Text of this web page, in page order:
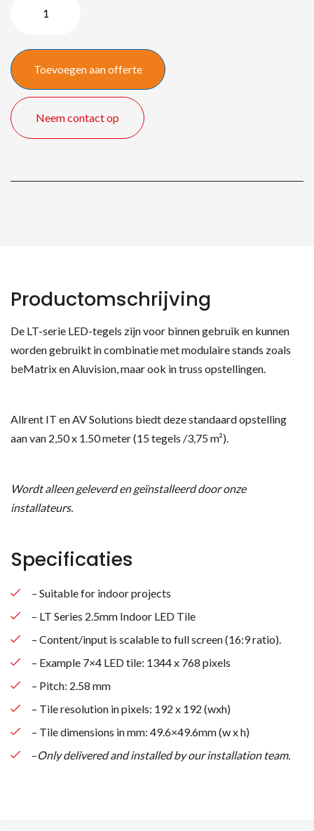
opstelling
2,50
1.50
meter
Toevoegen aan offerte
Neem contact op
Productomschrijving
De LT-serie LED-tegels zijn voor binnen gebruik en kunnen
worden gebruikt in combinatie met modulaire stands zoals
beMatrix en Aluvision, maar ook in truss opstellingen.
Allrent IT en AV Solutions biedt deze standaard opstelling
aan van 2,50 x 1.50 meter (15 tegels /3,75 m²).
Wordt alleen geleverd en geïnstalleerd door onze
installateurs.
Specificaties
– Suitable for indoor projects
– LT Series 2.5mm Indoor LED Tile
– Content/input is scalable to full screen (16:9 ratio).
– Example 7×4 LED tile: 1344 x 768 pixels
– Pitch: 2.58 mm
– Tile resolution in pixels: 192 x 192 (wxh)
– Tile dimensions in mm: 49.6×49.6mm (w x h)
–Only delivered and installed by our installation team.